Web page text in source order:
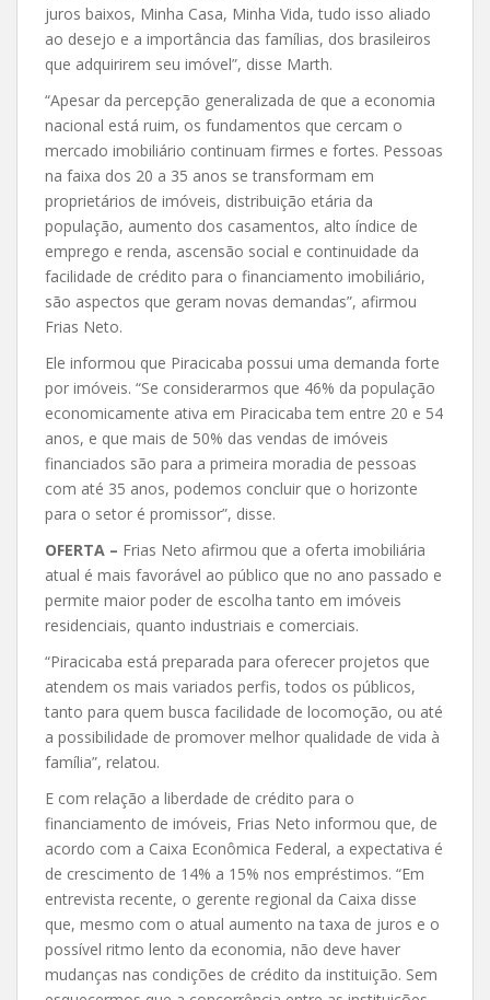
juros baixos, Minha Casa, Minha Vida, tudo isso aliado
ao desejo e a importância das famílias, dos brasileiros
que adquirirem seu imóvel”, disse Marth.
“Apesar da percepção generalizada de que a economia
nacional está ruim, os fundamentos que cercam o
mercado imobiliário continuam firmes e fortes. Pessoas
na faixa dos 20 a 35 anos se transformam em
proprietários de imóveis, distribuição etária da
população, aumento dos casamentos, alto índice de
emprego e renda, ascensão social e continuidade da
facilidade de crédito para o financiamento imobiliário,
são aspectos que geram novas demandas”, afirmou
Frias Neto.
Ele informou que Piracicaba possui uma demanda forte
por imóveis. “Se considerarmos que 46% da população
economicamente ativa em Piracicaba tem entre 20 e 54
anos, e que mais de 50% das vendas de imóveis
financiados são para a primeira moradia de pessoas
com até 35 anos, podemos concluir que o horizonte
para o setor é promissor”, disse.
OFERTA – Frias Neto afirmou que a oferta imobiliária
atual é mais favorável ao público que no ano passado e
permite maior poder de escolha tanto em imóveis
residenciais, quanto industriais e comerciais.
“Piracicaba está preparada para oferecer projetos que
atendem os mais variados perfis, todos os públicos,
tanto para quem busca facilidade de locomoção, ou até
a possibilidade de promover melhor qualidade de vida à
família”, relatou.
E com relação a liberdade de crédito para o
financiamento de imóveis, Frias Neto informou que, de
acordo com a Caixa Econômica Federal, a expectativa é
de crescimento de 14% a 15% nos empréstimos. “Em
entrevista recente, o gerente regional da Caixa disse
que, mesmo com o atual aumento na taxa de juros e o
possível ritmo lento da economia, não deve haver
mudanças nas condições de crédito da instituição. Sem